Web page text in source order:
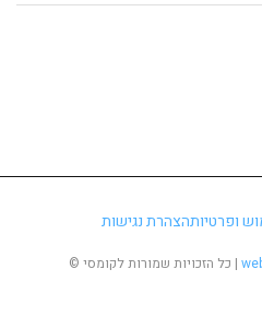
ופרטיותהצהרת נגישות
| כל הזכויות שמורות לקומסי ©